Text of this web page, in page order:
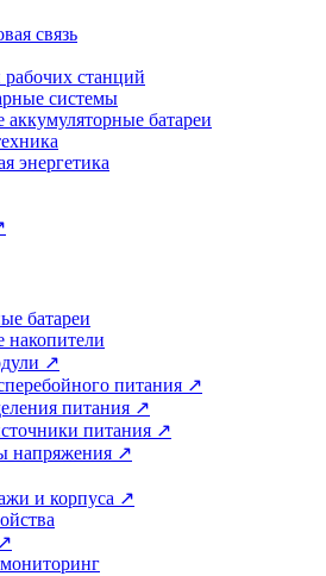
связь
станций
системы
батареи
энергетика
батареи
↗
питания ↗
питания ↗
питания ↗
напряжения ↗
и корпуса ↗